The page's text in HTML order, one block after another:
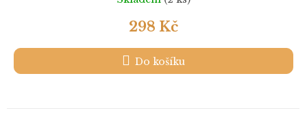
298 Kč
Do košíku